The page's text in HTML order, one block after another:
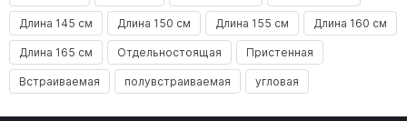
Длина 145 см Длина 150 см Длина 155 см Длина 160 см
Длина 165 см Отдельностоящая Пристенная
Встраиваемая полувстраиваемая угловая